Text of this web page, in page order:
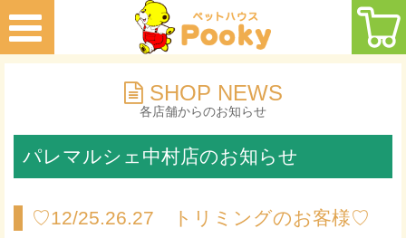
SHOP NEWS
各店舗からのお知らせ
パレマルシェ中村店のお知らせ
♡12/25.26.27 トリミングのお客様♡